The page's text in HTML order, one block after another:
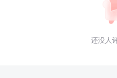
还没人